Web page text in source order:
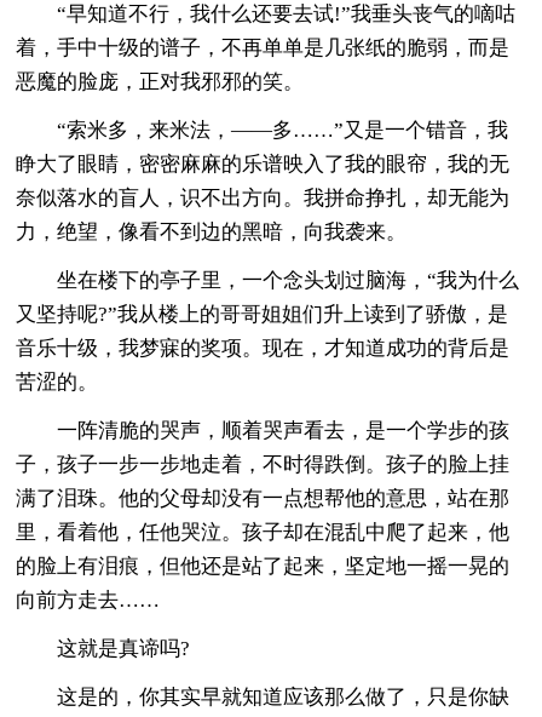
“早知道不行，我什么还要去试!”我垂头丧气的嘀咕
着，手中十级的谱子，不再单单是几张纸的脆弱，而是
恶魔的脸庞，正对我邪邪的笑。
“索米多，来米法，——多……”又是一个错音，我
睁大了眼睛，密密麻麻的乐谱映入了我的眼帘，我的无
奈似落水的盲人，识不出方向。我拼命挣扎，却无能为
力，绝望，像看不到边的黑暗，向我袭来。
坐在楼下的亭子里，一个念头划过脑海，“我为什么
又坚持呢?”我从楼上的哥哥姐姐们升上读到了骄傲，是
音乐十级，我梦寐的奖项。现在，才知道成功的背后是
苦涩的。
一阵清脆的哭声，顺着哭声看去，是一个学步的孩
子，孩子一步一步地走着，不时得跌倒。孩子的脸上挂
满了泪珠。他的父母却没有一点想帮他的意思，站在那
里，看着他，任他哭泣。孩子却在混乱中爬了起来，他
的脸上有泪痕，但他还是站了起来，坚定地一摇一晃的
向前方走去……
这就是真谛吗?
这是的，你其实早就知道应该那么做了，只是你缺